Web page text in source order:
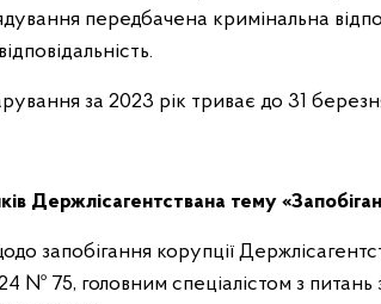
передбачена кримінальна
за 2023 рік триває до 31
Держлісагентствана тему
запобігання корупції
№ 75, головним спеціалістом з питань